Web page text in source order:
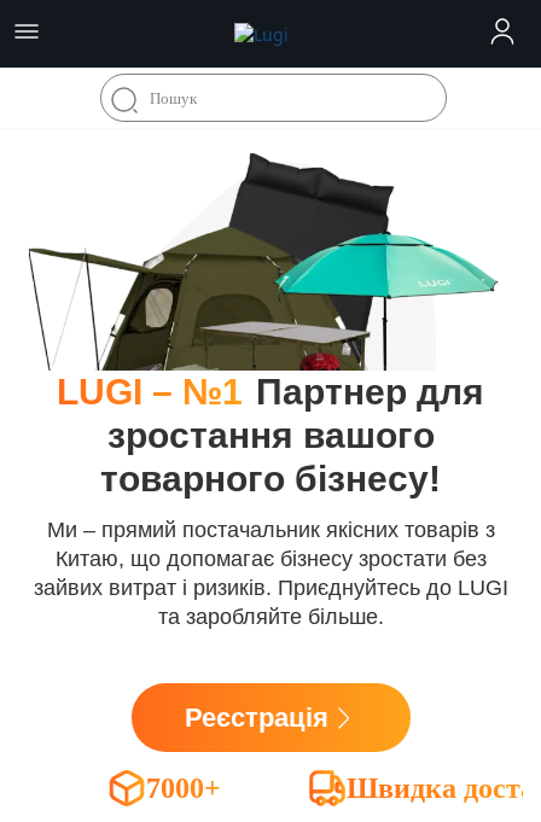
LUGI – №1 Партнер для
зростання вашого
товарного бізнесу!
Ми – прямий постачальник якісних товарів з
Китаю, що допомагає бізнесу зростати без
зайвих витрат і ризиків. Приєднуйтесь до LUGI
та заробляйте більше.
Реєстрація
7000+ Швидка